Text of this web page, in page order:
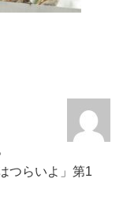
つらいよ」第1